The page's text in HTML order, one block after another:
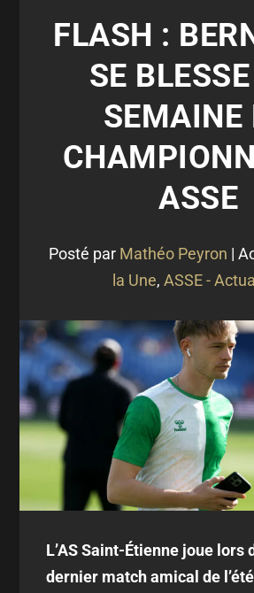
FLASH :
SE
SEMAINE
ASSE
Posté par Mathéo Peyron |
la Une, ASSE -
L’AS Saint-Étienne joue lors
dernier match amical de